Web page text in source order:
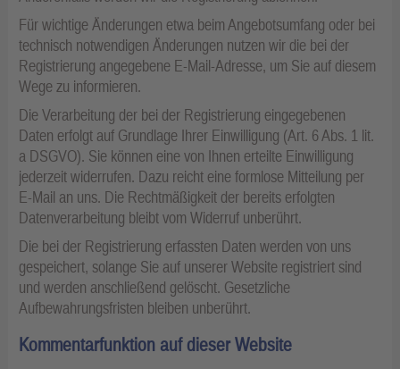
Für wichtige Änderungen etwa beim Angebotsumfang oder bei
technisch notwendigen Änderungen nutzen wir die bei der
Registrierung angegebene E-Mail-Adresse, um Sie auf diesem
Wege zu informieren.
Die Verarbeitung der bei der Registrierung eingegebenen
Daten erfolgt auf Grundlage Ihrer Einwilligung (Art. 6 Abs. 1 lit.
a DSGVO). Sie können eine von Ihnen erteilte Einwilligung
jederzeit widerrufen. Dazu reicht eine formlose Mitteilung per
E-Mail an uns. Die Rechtmäßigkeit der bereits erfolgten
Datenverarbeitung bleibt vom Widerruf unberührt.
Die bei der Registrierung erfassten Daten werden von uns
gespeichert, solange Sie auf unserer Website registriert sind
und werden anschließend gelöscht. Gesetzliche
Aufbewahrungsfristen bleiben unberührt.
Kommentarfunktion auf dieser Website